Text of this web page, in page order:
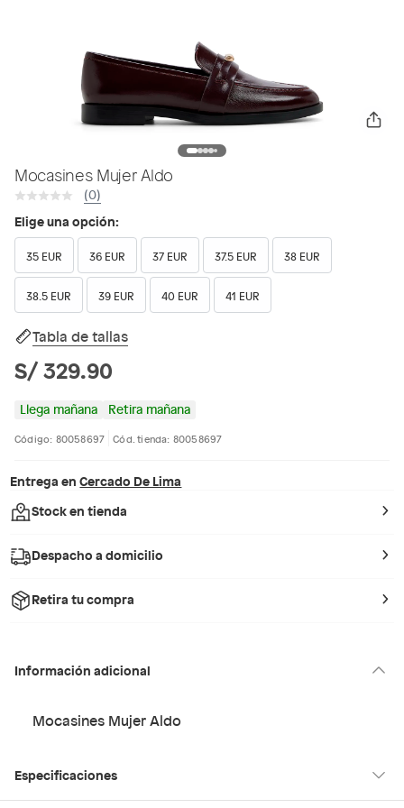
Mocasines Mujer Aldo
(0)
Elige una opción:
35 EUR 36 EUR 37 EUR 37.5 EUR 38 EUR
38.5 EUR 39 EUR 40 EUR 41 EUR
Tabla de tallas
S/ 329.90
Llega mañana Retira mañana
Código: 80058697 Cód. tienda: 80058697
Entrega en Cercado De Lima
Stock en tienda
Despacho a domicilio
Retira tu compra
Información adicional
Mocasines Mujer Aldo
Especificaciones